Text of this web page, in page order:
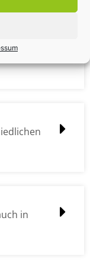
/
in